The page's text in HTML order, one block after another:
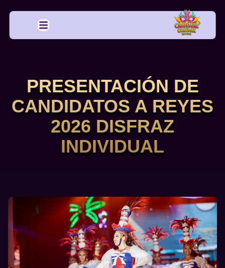
Open main menu
PRESENTACIÓN DE
CANDIDATOS A REYES
2026 DISFRAZ
INDIVIDUAL